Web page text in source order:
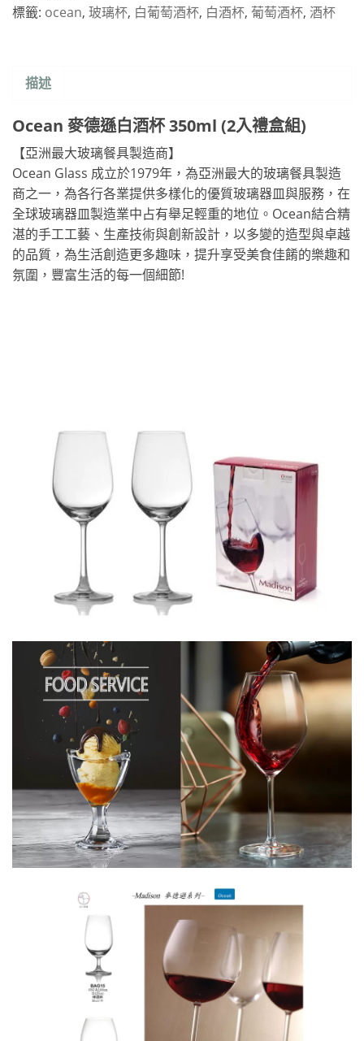
標籤: ocean, 玻璃杯, 白葡萄酒杯, 白酒杯, 葡萄酒杯, 酒杯
描述
Ocean 麥德遜白酒杯 350ml (2入禮盒組)
【亞洲最大玻璃餐具製造商】
Ocean Glass 成立於1979年，為亞洲最大的玻璃餐具製造
商之一，為各行各業提供多樣化的優質玻璃器皿與服務，在
全球玻璃器皿製造業中占有舉足輕重的地位。Ocean結合精
湛的手工工藝、生產技術與創新設計，以多變的造型與卓越
的品質，為生活創造更多趣味，提升享受美食佳餚的樂趣和
氛圍，豐富生活的每一個細節!